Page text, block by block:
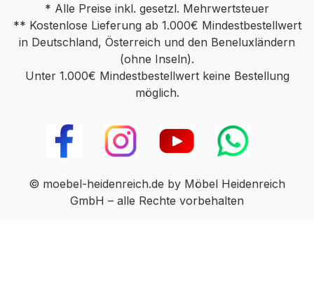
* Alle Preise inkl. gesetzl. Mehrwertsteuer
** Kostenlose Lieferung ab 1.000€ Mindestbestellwert
in Deutschland, Österreich und den Beneluxländern
(ohne Inseln).
Unter 1.000€ Mindestbestellwert keine Bestellung
möglich.
© moebel-heidenreich.de by Möbel Heidenreich
GmbH – alle Rechte vorbehalten